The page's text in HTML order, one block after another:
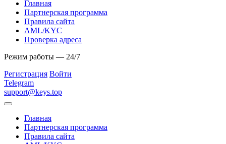
Главная
Партнерская программа
Правила сайта
AML/KYC
Проверка адреса
Режим работы — 24/7
Регистрация Войти
Telegram
support@keys.top
Главная
Партнерская программа
Правила сайта